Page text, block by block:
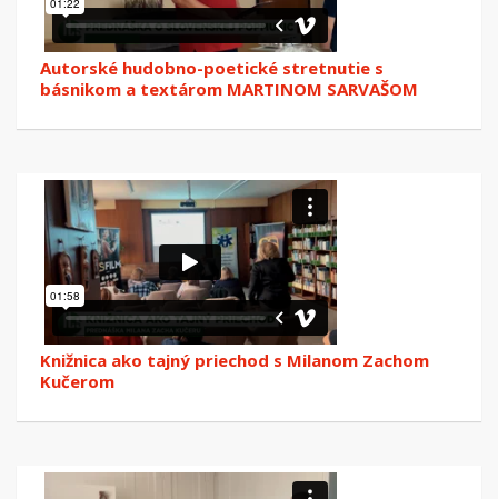
Autorské hudobno-poetické stretnutie s
básnikom a textárom MARTINOM SARVAŠOM
Knižnica ako tajný priechod s Milanom Zachom
Kučerom